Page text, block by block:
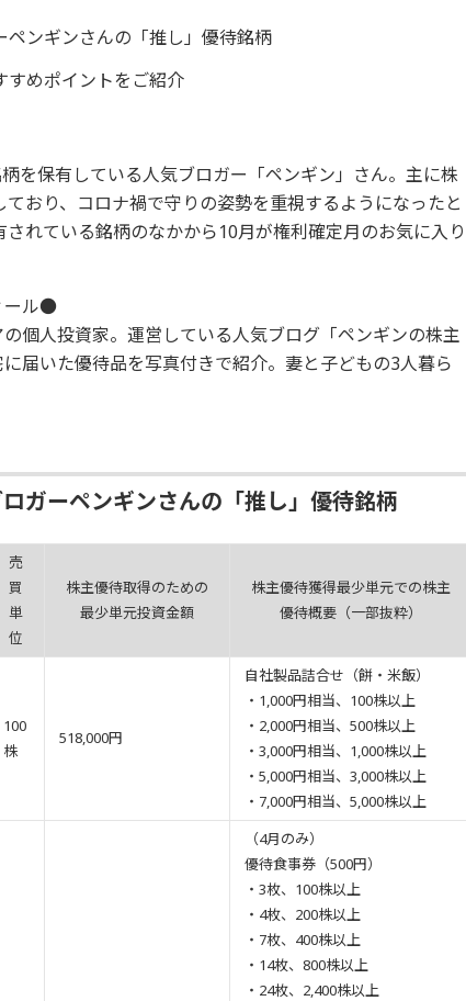
ンギンさんの「推し」優待銘柄
すめポイントをご紹介
を保有している人気ブロガー「ペンギン」さん。主に株
おり、コロナ禍で守りの姿勢を重視するようになったと
れている銘柄のなかから10月が権利確定月のお気に入り
ール●
個人投資家。運営している人気ブログ「ペンギンの株主
届いた優待品を写真付きで紹介。妻と子どもの3人暮ら
ガーペンギンさんの「推し」優待銘柄
売
買
単
位
株主優待取得のための
最少単元投資金額
株主優待獲得最少単元での株主
優待概要（一部抜粋）
100
株
518,000円
自社製品詰合せ（餅・米飯）
・1,000円相当、100株以上
・2,000円相当、500株以上
・3,000円相当、1,000株以上
・5,000円相当、3,000株以上
・7,000円相当、5,000株以上
（4月のみ）
優待食事券（500円）
・3枚、100株以上
・4枚、200株以上
・7枚、400株以上
・14枚、800株以上
・24枚、2,400株以上